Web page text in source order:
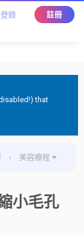
錄 註冊
that
› 美容療程
小毛孔